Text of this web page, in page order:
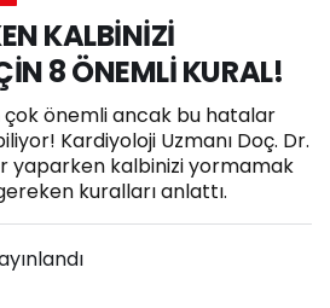
YORMAMAK İÇİN 8 ÖNEMLİ
KURAL!
KALBİNİZİ
8 ÖNEMLİ KURAL!
çok önemli ancak bu hatalar
Kardiyoloji Uzmanı Doç. Dr.
yaparken kalbinizi yormamak
kuralları anlattı.